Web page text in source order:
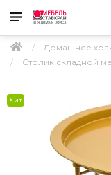
Домашнее
Столик складной
Хит